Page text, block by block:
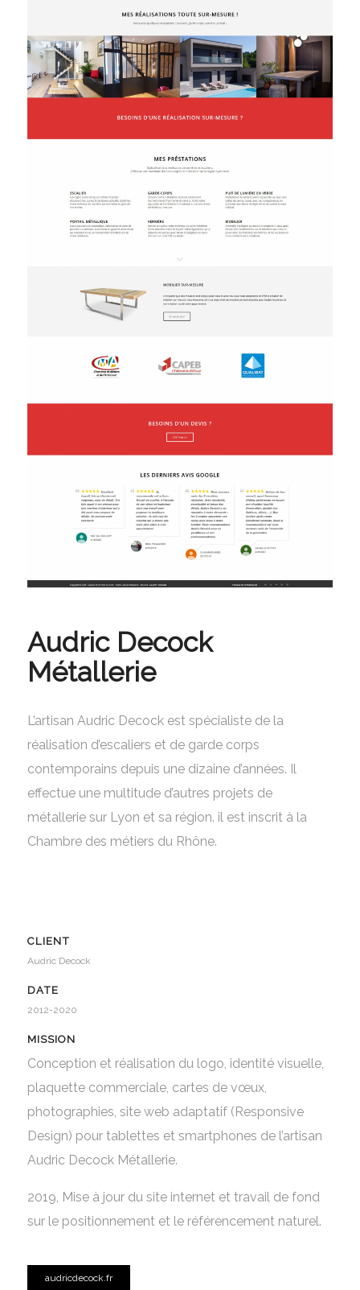
Audric Decock
Métallerie
L’artisan Audric Decock est spécialiste de la
réalisation d’escaliers et de garde corps
contemporains depuis une dizaine d’années. Il
effectue une multitude d’autres projets de
métallerie sur Lyon et sa région. il est inscrit à la
Chambre des métiers du Rhône.
CLIENT
Audric Decock
DATE
2012-2020
MISSION
Conception et réalisation du logo, identité visuelle,
plaquette commerciale, cartes de vœux,
photographies, site web adaptatif (Responsive
Design) pour tablettes et smartphones de l’artisan
Audric Decock Métallerie.
2019, Mise à jour du site internet et travail de fond
sur le positionnement et le référencement naturel.
audricdecock.fr